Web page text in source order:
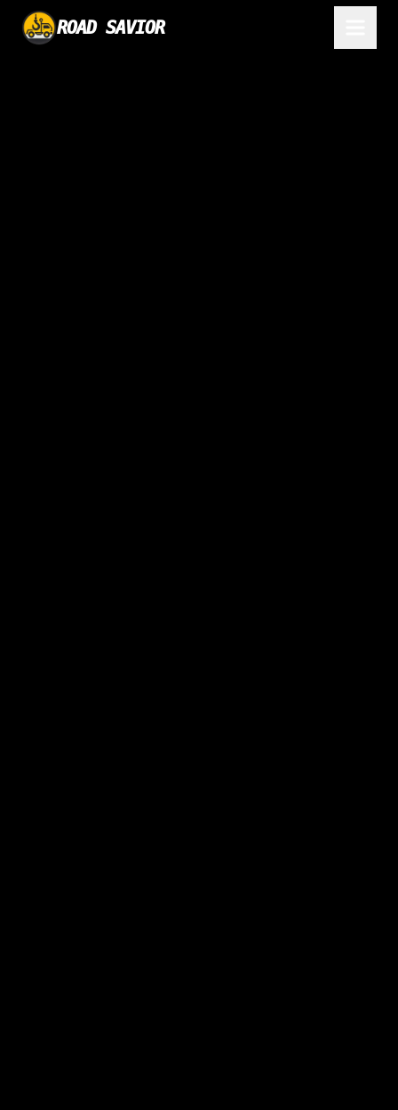
ROAD SAVIOR